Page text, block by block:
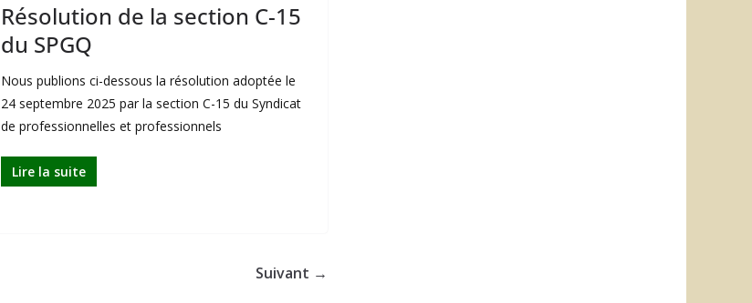
Résolution de la section C-15
du SPGQ
Nous publions ci-dessous la résolution adoptée le
24 septembre 2025 par la section C-15 du Syndicat
de professionnelles et professionnels
Lire la suite
Suivant →